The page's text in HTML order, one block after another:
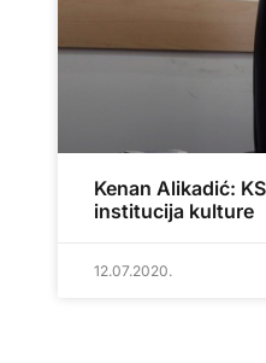
Kenan Alikadić:
institucija kulture
12.07.2020.